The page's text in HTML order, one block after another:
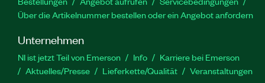
Über die Artikelnummer bestellen oder ein Angebot anfordern
Unternehmen
NI ist jetzt Teil von Emerson Info
Karriere bei Emerson
Aktuelles/Presse
Lieferkette/Qualität Veranstaltungen